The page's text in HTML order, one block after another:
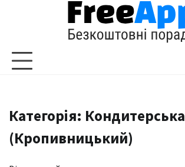
Категорія: Кондитерська
(Кропивницький)